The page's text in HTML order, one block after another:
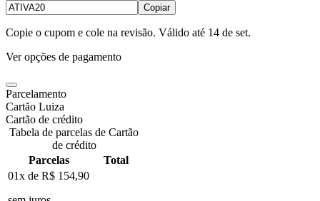
Copiar
Copie o cupom e cole na revisão. Válido até 14 de set.
Ver opções de pagamento
Parcelamento
Cartão Luiza
Cartão de crédito
Tabela de parcelas de Cartão
de crédito
Parcelas
Total
01x de R$ 154,90